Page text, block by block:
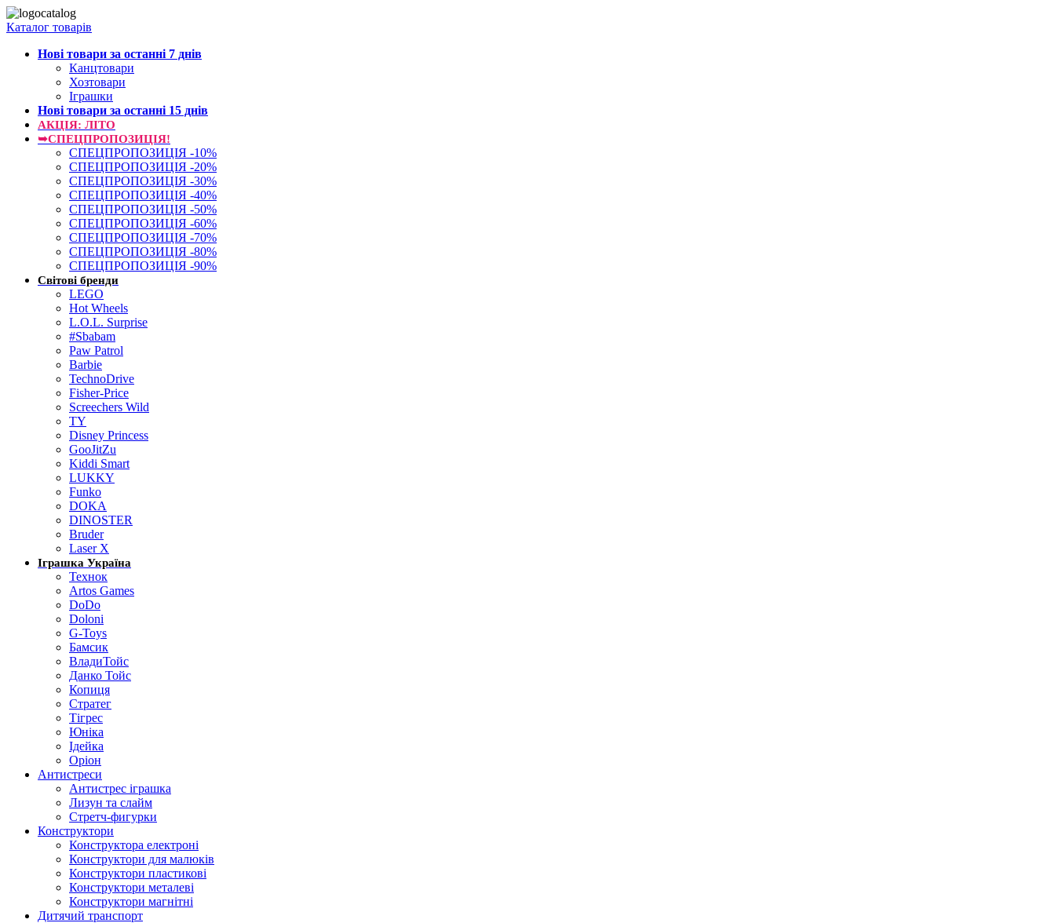
Каталог товарів
Нові товари за останнi 7 днiв
Канцтовари
Хозтовари
Іграшки
Нові товари за останнi 15 днiв
АКЦІЯ: ЛІТО
➥СПЕЦПРОПОЗИЦІЯ!
СПЕЦПРОПОЗИЦІЯ -10%
СПЕЦПРОПОЗИЦІЯ -20%
СПЕЦПРОПОЗИЦІЯ -30%
СПЕЦПРОПОЗИЦІЯ -40%
СПЕЦПРОПОЗИЦІЯ -50%
СПЕЦПРОПОЗИЦІЯ -60%
СПЕЦПРОПОЗИЦІЯ -70%
СПЕЦПРОПОЗИЦІЯ -80%
СПЕЦПРОПОЗИЦІЯ -90%
Світові бренди
LEGO
Hot Wheels
L.O.L. Surprise
#Sbabam
Paw Patrol
Barbie
TechnoDrive
Fisher-Price
Screechers Wild
TY
Disney Princess
GooJitZu
Kiddi Smart
LUKKY
Funko
DOKA
DINOSTER
Bruder
Laser X
Іграшка Україна
Технок
Artos Games
DoDo
Doloni
G-Toys
Бамсик
ВладиТойс
Данко Тойс
Копиця
Стратег
Тігрес
Юніка
Ідейка
Оріон
Антистреси
Антистрес іграшка
Лизун та слайм
Стретч-фигурки
Конструктори
Конструктора електроні
Конструктори для малюків
Конструктори пластикові
Конструктори металеві
Конструктори магнітні
Дитячий транспорт